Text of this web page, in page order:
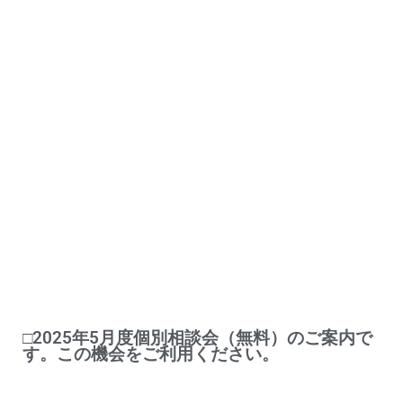
□2025年5月度個別相談会（無料）のご案内で
す。この機会をご利用ください。